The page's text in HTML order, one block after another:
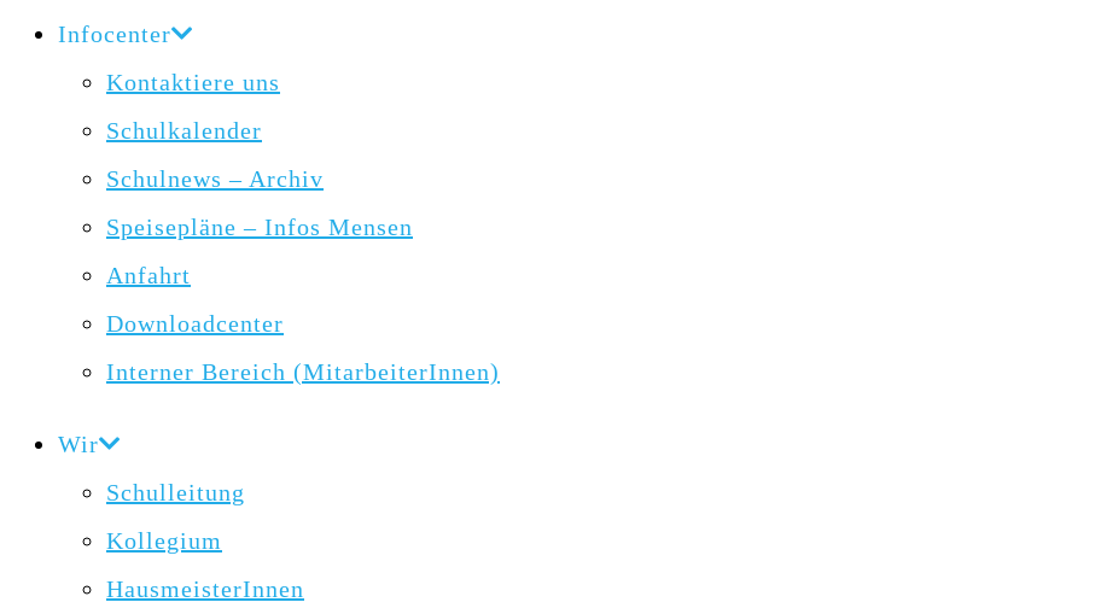
Infocenter
Kontaktiere uns
Schulkalender
Schulnews – Archiv
Speisepläne – Infos Mensen
Anfahrt
Downloadcenter
Interner Bereich (MitarbeiterInnen)
Wir
Schulleitung
Kollegium
HausmeisterInnen